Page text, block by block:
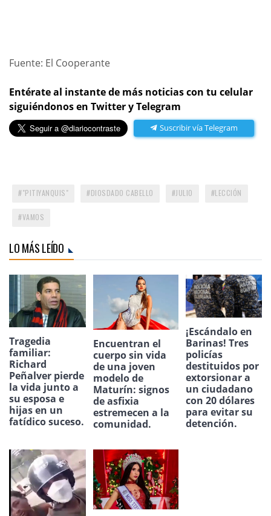
Fuente: El Cooperante
Entérate al instante de más noticias con tu celular
siguiéndonos en Twitter y Telegram
Suscribir vía Telegram
"PITIYANQUIS" DIOSDADO CABELLO JULIO LECCIÓN
VAMOS
LO MÁS LEÍDO
Tragedia
familiar:
Richard
Peñalver pierde
la vida junto a
su esposa e
hijas en un
fatídico suceso.
Encuentran el
cuerpo sin vida
de una joven
modelo de
Maturín: signos
de asfixia
estremecen a la
comunidad.
¡Escándalo en
Barinas! Tres
policías
destituidos por
extorsionar a
un ciudadano
con 20 dólares
para evitar su
detención.